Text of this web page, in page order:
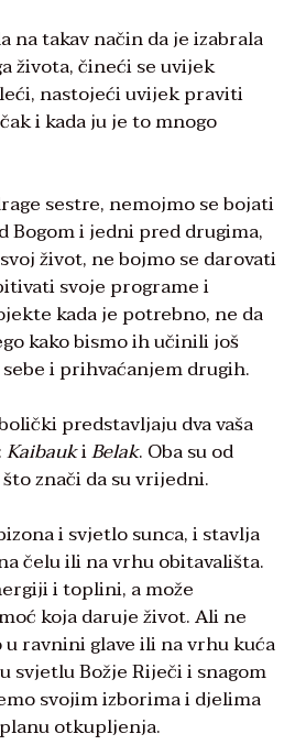
na takav način da je izabrala
života, čineći se uvijek
nastojeći uvijek praviti
i kada ju je to mnogo
sestre, nemojmo se bojati
Bogom i jedni pred drugima,
život, ne bojmo se darovati
svoje programe i
kada je potrebno, ne da
kako bismo ih učinili još
i prihvaćanjem drugih.
predstavljaju dva vaša
KaibaukiBelak. Oba su od
znači da su vrijedni.
i svjetlo sunca, i stavlja
čelu ili na vrhu obitavališta.
i toplini, a može
koja daruje život. Ali ne
ravnini glave ili na vrhu kuća
svjetlu Božje Riječi i snagom
svojim izborima i djelima
otkupljenja.